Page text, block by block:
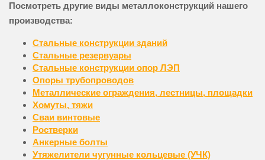
Посмотреть другие виды металлоконструкций нашего
производства:
Cтальные конструкции зданий
Стальные резервуары
Стальные конструкции опор ЛЭП
Опоры трубопроводов
Металлические ограждения, лестницы, площадки
Хомуты, тяжи
Сваи винтовые
Ростверки
Анкерные болты
Утяжелители чугунные кольцевые (УЧК)